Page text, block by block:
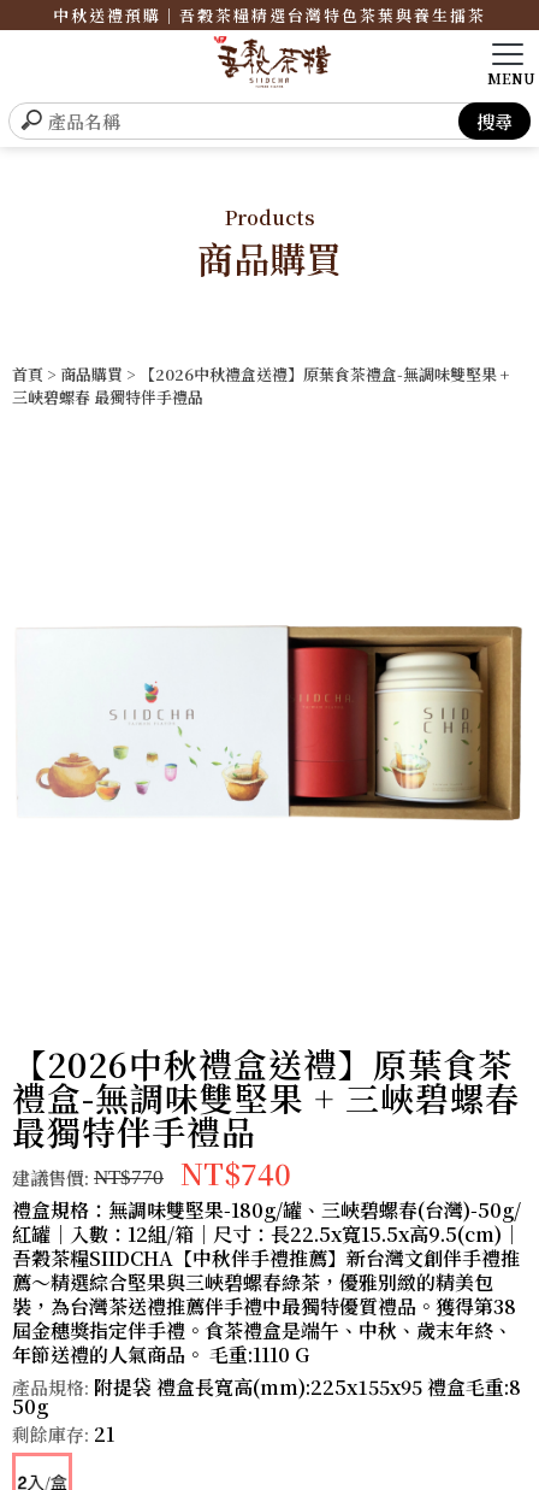
中秋送禮預購｜吾穀茶糧精選台灣特色茶葉與養生擂茶
Products
商品購買
首頁 > 商品購買 > 【2026中秋禮盒送禮】原葉食茶禮盒-無調味雙堅果 +
三峽碧螺春 最獨特伴手禮品
【2026中秋禮盒送禮】原葉食茶
禮盒-無調味雙堅果 + 三峽碧螺春
最獨特伴手禮品
建議售價: NT$770 NT$740
禮盒規格：無調味雙堅果-180g/罐、三峽碧螺春(台灣)-50g/
紅罐｜入數：12組/箱｜尺寸：長22.5x寬15.5x高9.5(cm)｜
吾穀茶糧SIIDCHA【中秋伴手禮推薦】新台灣文創伴手禮推
薦～精選綜合堅果與三峽碧螺春綠茶，優雅別緻的精美包
裝，為台灣茶送禮推薦伴手禮中最獨特優質禮品。獲得第38
屆金穗獎指定伴手禮。食茶禮盒是端午、中秋、歲末年終、
年節送禮的人氣商品。 毛重:1110 G
產品規格: 附提袋 禮盒長寬高(mm):225x155x95 禮盒毛重:8
50g
剩餘庫存: 21